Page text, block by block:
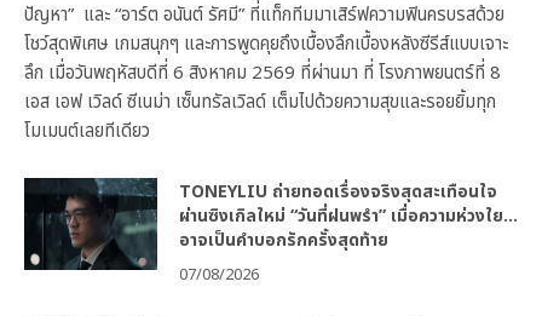
ปัญหา” และ “อาร์ต อนันต์ รัศมี” ที่แท็กทีมมาเสิร์ฟความฟินครบรสด้วย
โชว์สุดพิเศษ เกมสนุกๆ และการพูดคุยถึงเบื้องลึกเบื้องหลังซีรีส์แบบเจาะ
ลึก เมื่อวันพฤหัสบดีที่ 6 สิงหาคม 2569 ที่ผ่านมา ที่ โรงภาพยนตร์ที่ 8
เอส เอฟ เวิลด์ ซีเนม่า เซ็นทรัลเวิลด์ เต็มไปด้วยความสุขและรอยยิ้มทุก
โมเมนต์เลยทีเดียว
TONEYLIU ถ่ายทอดเรื่องจริงสุดสะเทือนใจ
ผ่านซิงเกิลใหม่ “วันที่ฝนพรำ” เมื่อความห่วงใย…
อาจเป็นคำบอกรักครั้งสุดท้าย
07/08/2026